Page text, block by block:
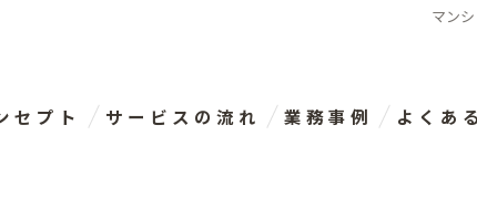
マン
セプト サービスの流れ 業務事例 よくあ